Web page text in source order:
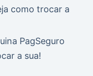
como trocar a
PagSeguro
a sua!